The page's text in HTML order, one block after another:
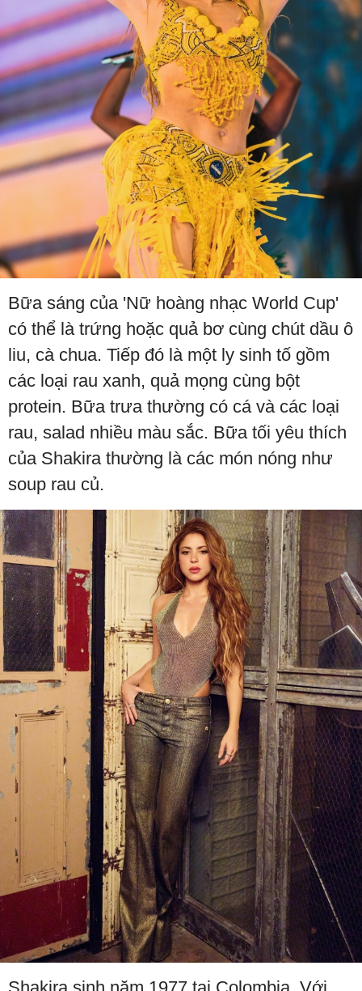
Bữa sáng của 'Nữ hoàng nhạc World Cup'
có thể là trứng hoặc quả bơ cùng chút dầu ô
liu, cà chua. Tiếp đó là một ly sinh tố gồm
các loại rau xanh, quả mọng cùng bột
protein. Bữa trưa thường có cá và các loại
rau, salad nhiều màu sắc. Bữa tối yêu thích
của Shakira thường là các món nóng như
soup rau củ.